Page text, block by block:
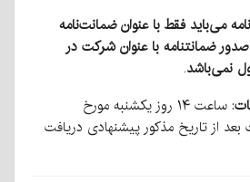
می‌باید فقط با عنوان ضمانت‌نامه
ضمانتنامه با عنوان شرکت در
نمی‌باشد.
: ساعت ۱۴ روز یکشنبه مورخ
است بعد از تاریخ مذکور پیشنهادی دریافت